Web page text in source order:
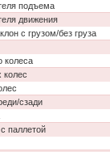
подъема
движения
с грузом/без груза
колеса
колес
сзади
паллетой